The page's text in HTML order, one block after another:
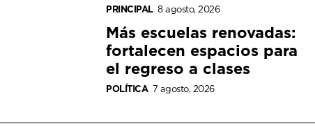
PRINCIPAL 8 agosto, 2026
Más escuelas renovadas:
fortalecen espacios para
el regreso a clases
POLÍTICA 7 agosto, 2026